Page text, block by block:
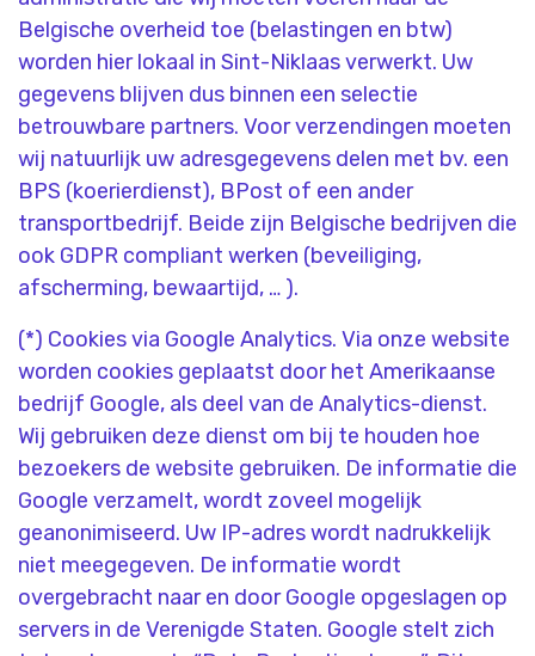
Belgische overheid toe (belastingen en btw)
worden hier lokaal in Sint-Niklaas verwerkt. Uw
gegevens blijven dus binnen een selectie
betrouwbare partners. Voor verzendingen moeten
wij natuurlijk uw adresgegevens delen met bv. een
BPS (koerierdienst), BPost of een ander
transportbedrijf. Beide zijn Belgische bedrijven die
ook GDPR compliant werken (beveiliging,
afscherming, bewaartijd, … ).
(*) Cookies via Google Analytics. Via onze website
worden cookies geplaatst door het Amerikaanse
bedrijf Google, als deel van de Analytics-dienst.
Wij gebruiken deze dienst om bij te houden hoe
bezoekers de website gebruiken. De informatie die
Google verzamelt, wordt zoveel mogelijk
geanonimiseerd. Uw IP-adres wordt nadrukkelijk
niet meegegeven. De informatie wordt
overgebracht naar en door Google opgeslagen op
servers in de Verenigde Staten. Google stelt zich